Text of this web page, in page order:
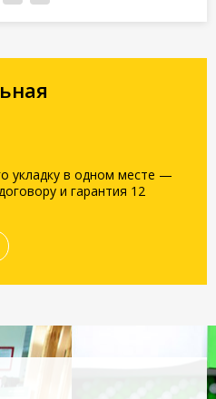
укладку в одном месте —
и гарантия 12